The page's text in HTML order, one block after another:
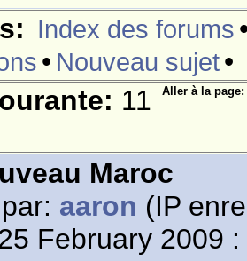
Index des forums
• Nouveau sujet•
Aller à la page:
11
Maroc
aaron (IP
February 2009 :